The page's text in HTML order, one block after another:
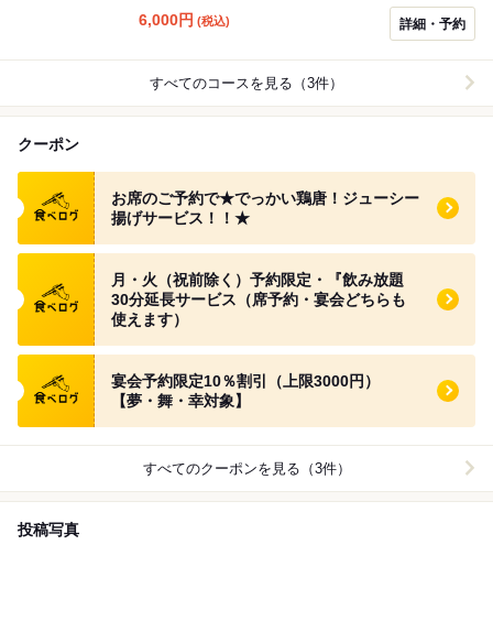
6,000円 (税込) 詳細・予約
すべてのコースを見る（3件）
クーポン
食べログ クーポン
お席のご予約で★でっかい鶏唐！ジューシー
揚げサービス！！★
食べログ クーポン
月・火（祝前除く）予約限定・『飲み放題
30分延長サービス（席予約・宴会どちらも
使えます）
食べログ クーポン
宴会予約限定10％割引（上限3000円）
【夢・舞・幸対象】
すべてのクーポンを見る（3件）
投稿写真